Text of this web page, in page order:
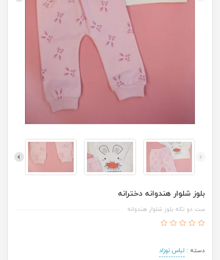
بلوز شلوار هندوانه دخترانه
ست دو تکه بلوز شلوار هندوانه
دسته : لباس نوزاد